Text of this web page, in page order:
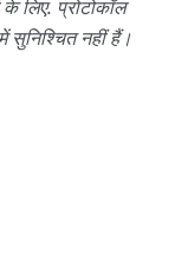
लिए. प्रोटोकॉल
सुनिश्चित नहीं हैं।